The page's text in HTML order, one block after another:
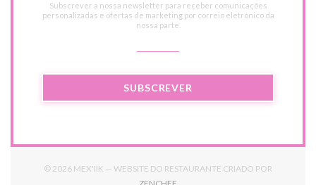
Subscrever a nossa newsletter para receber comunicações
personalizadas e ofertas de marketing por correio eletrónico da
nossa parte.
SUBSCREVER
© 2026 MEX'IIK — WEBSITE DO RESTAURANTE CRIADO POR